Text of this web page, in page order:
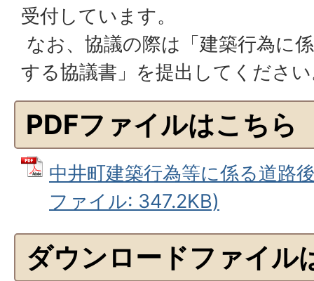
受付しています。
なお、協議の際は「建築行為に
する協議書」を提出してくださ
PDFファイルはこちら
中井町建築行為等に係る道路
ファイル: 347.2KB)
ダウンロードファイル